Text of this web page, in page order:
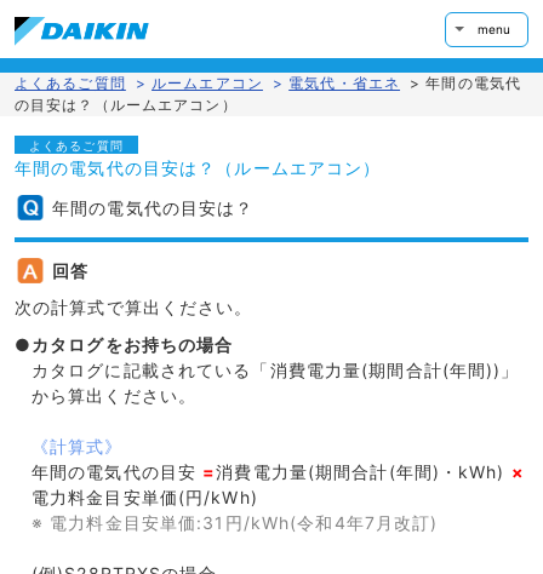
menu
よくあるご質問 > ルームエアコン > 電気代・省エネ > 年間の電気代
の目安は？（ルームエアコン）
よくあるご質問
年間の電気代の目安は？（ルームエアコン）
年間の電気代の目安は？
回答
次の計算式で算出ください。
●カタログをお持ちの場合
カタログに記載されている「消費電力量(期間合計(年間))」
から算出ください。
《計算式》
年間の電気代の目安 =消費電力量(期間合計(年間)・kWh) ×
電力料金目安単価(円/kWh)
※ 電力料金目安単価:31円/kWh(令和4年7月改訂)